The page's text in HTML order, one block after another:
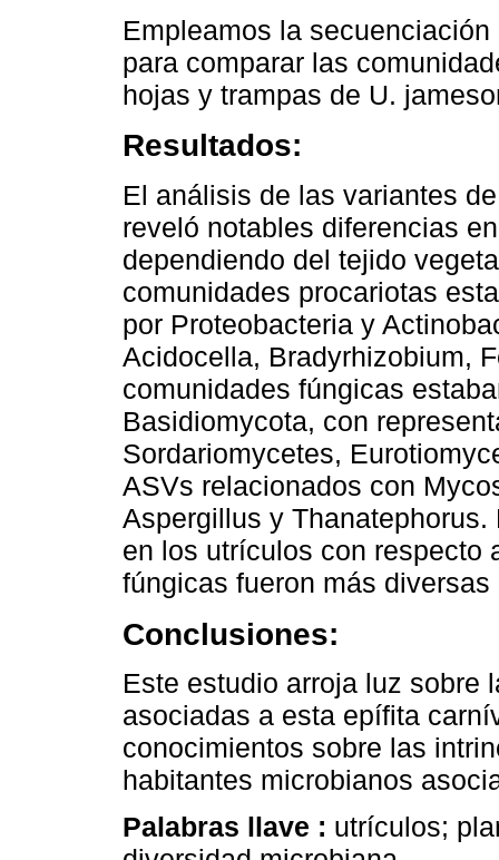
Empleamos la
para comparar las
hojas y trampas de U.
Resultados:
El análisis de las variantes
reveló notables diferencias
dependiendo del tejido
comunidades procariotas
por Proteobacteria y
Acidocella, Bradyrhizobium,
comunidades fúngicas
Basidiomycota, con
Sordariomycetes,
ASVs relacionados con
Aspergillus y
en los utrículos con respecto
fúngicas fueron más
Conclusiones:
Este estudio arroja luz sobre
asociadas a esta epífita
conocimientos sobre las
habitantes microbianos
Palabras llave : utrículos;